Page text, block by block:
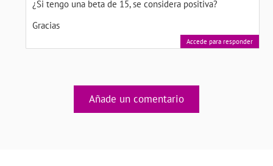
¿Si tengo una beta de 15, se considera positiva?
Gracias
Accede para responder
Añade un comentario